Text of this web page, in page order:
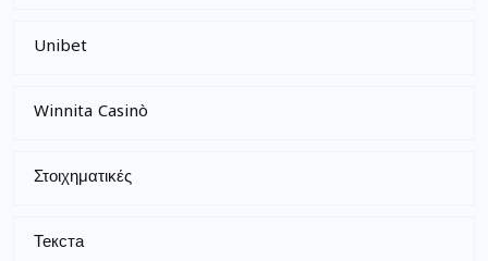
Unibet
Winnita Casinò
Στοιχηματικές
Текста